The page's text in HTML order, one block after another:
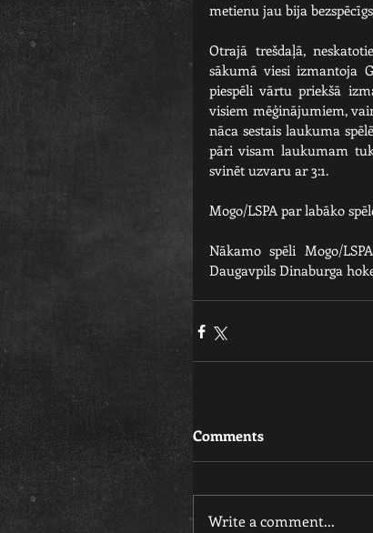
metienu jau bija bezspēcīgs
Otrajā trešdaļā,
sākumā viesi izmantoja
piespēli vārtu priekšā
visiem mēģinājumiem,
nāca sestais laukuma
pāri visam laukumam
svinēt uzvaru ar 3:1.
Mogo/LSPA par labāko
Nākamo spēli Mogo/
Daugavpils Dinaburga
Comments
Write a comment...